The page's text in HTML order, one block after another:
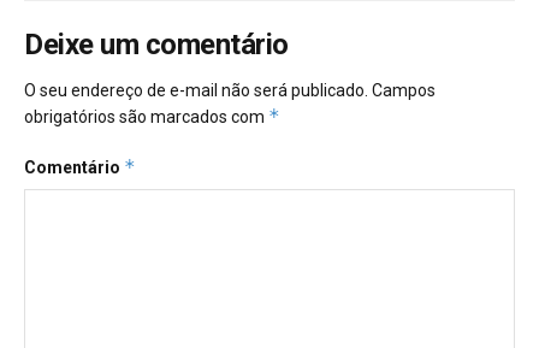
Deixe um comentário
O seu endereço de e-mail não será publicado. Campos
obrigatórios são marcados com *
Comentário *